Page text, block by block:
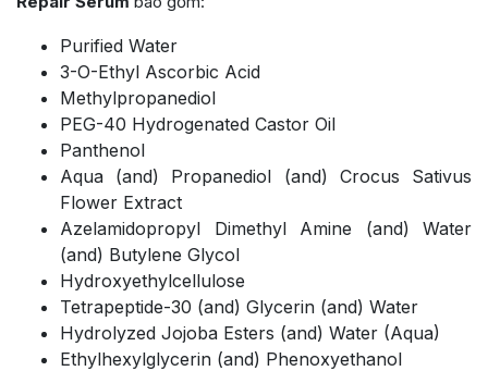
Purified Water
3-O-Ethyl Ascorbic Acid
Methylpropanediol
PEG-40 Hydrogenated Castor Oil
Panthenol
Aqua (and) Propanediol (and) Crocus Sativus
Flower Extract
Azelamidopropyl Dimethyl Amine (and) Water
(and) Butylene Glycol
Hydroxyethylcellulose
Tetrapeptide-30 (and) Glycerin (and) Water
Hydrolyzed Jojoba Esters (and) Water (Aqua)
Ethylhexylglycerin (and) Phenoxyethanol